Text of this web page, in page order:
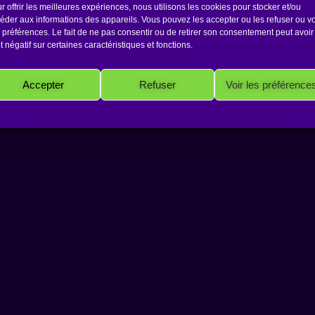
offrir les meilleures expériences, nous utilisons les cookies pour stocker et/ou
aux informations des appareils. Vous pouvez les accepter ou les refuser ou
préférences. Le fait de ne pas consentir ou de retirer son consentement peut avoir
négatif sur certaines caractéristiques et fonctions.
Accepter Refuser Voir les